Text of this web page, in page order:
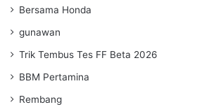
Bersama Honda
gunawan
Trik Tembus Tes FF Beta 2026
BBM Pertamina
Rembang